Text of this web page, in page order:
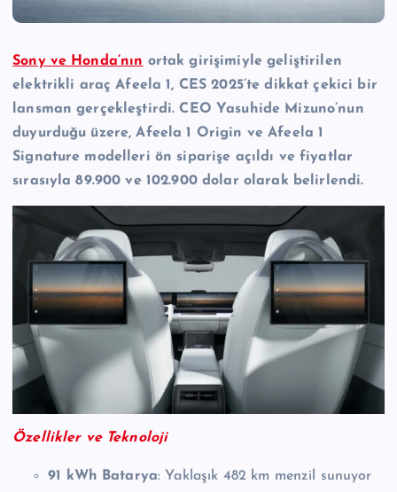
Sony ve Honda’nın ortak girişimiyle geliştirilen
elektrikli araç Afeela 1, CES 2025’te dikkat çekici bir
lansman gerçekleştirdi. CEO Yasuhide Mizuno’nun
duyurduğu üzere, Afeela 1 Origin ve Afeela 1
Signature modelleri ön siparişe açıldı ve fiyatlar
sırasıyla 89.900 ve 102.900 dolar olarak belirlendi.
Özellikler ve Teknoloji
91 kWh Batarya: Yaklaşık 482 km menzil sunuyor